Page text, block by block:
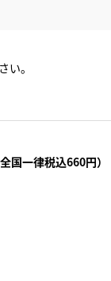
い。
国一律税込660円）